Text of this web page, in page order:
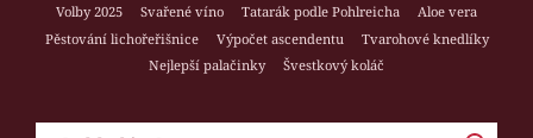
Volby 2025
Svařené víno Tatarák podle Pohlreicha
Aloe vera
Pěstování lichořeřišnice
Výpočet ascendentu
Tvarohové knedlíky
Nejlepší palačinky
Švestkový koláč